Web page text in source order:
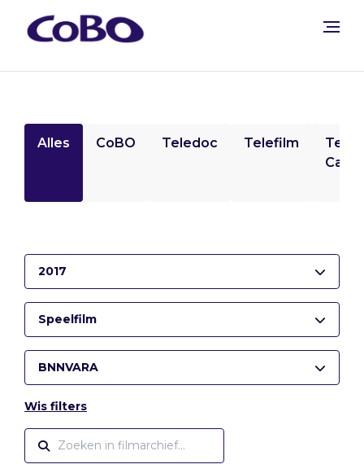
Alles CoBO Teledoc Telefilm
2017
Speelfilm
BNNVARA
Wis filters